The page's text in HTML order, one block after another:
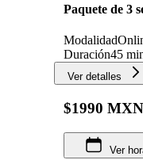
Paquete de 3
Modalidad
Duración45
Ver detalles
$1990 MXN
Ver